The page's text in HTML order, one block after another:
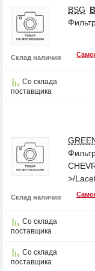
BSG
Склад наличия
Со склада
поставщика
>/
Склад наличия
Со склада
поставщика
Со склада
поставщика